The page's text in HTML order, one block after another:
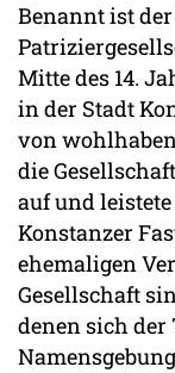
Benannt ist
Mitte des 14.
in der Stadt
von
die
auf und
Konstanzer
ehemaligen
Gesellschaft
denen sich